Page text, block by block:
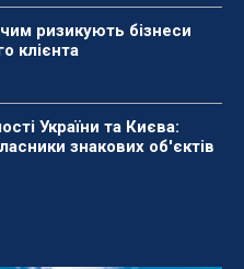
ризикують бізнеси
клієнта
України та Києва:
знакових об'єктів